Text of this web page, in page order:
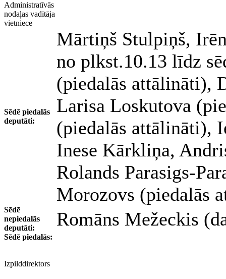
Administratīvās
nodaļas vadītāja
vietniece
Sēdē piedalās
deputāti:
Mārtiņš Stulpiņš,
no plkst.10.13 līdz
(piedalās attālināti),
Larisa Loskutova
(piedalās attālināti),
Inese Kārkliņa,
Rolands Parasigs-
Morozovs (piedalās
Sēdē
nepiedalās
deputāti:
Romāns Mežeckis
Sēdē piedalās:
Izpilddirektors